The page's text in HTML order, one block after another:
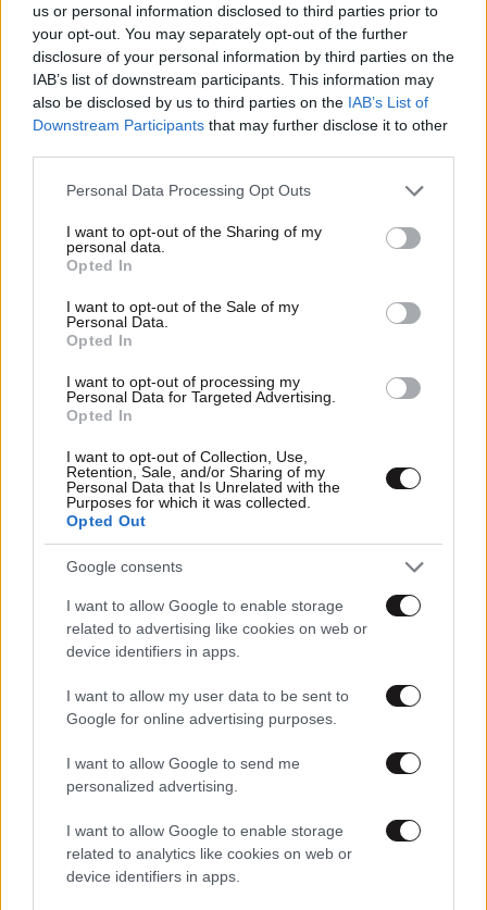
us or personal information disclosed to third parties prior to
your opt-out. You may separately opt-out of the further
disclosure of your personal information by third parties on the
IAB’s list of downstream participants. This information may
also be disclosed by us to third parties on the IAB’s List of
Downstream Participants that may further disclose it to other
Please note that this website/app uses one or more Google
not limited to your visit or usage behaviour. You may click to
grant or deny consent to Google and its third-party tags to
use your data for below specified purposes in below Google
consent section.
Personal Data Processing Opt Outs
I want to opt-out of the Sharing of my
personal data.
Opted In
I want to opt-out of the Sale of my
Personal Data.
Opted In
I want to opt-out of processing my
Personal Data for Targeted Advertising.
Opted In
I want to opt-out of Collection, Use,
Retention, Sale, and/or Sharing of my
Personal Data that Is Unrelated with the
Purposes for which it was collected.
Opted Out
Google consents
I want to allow Google to enable storage
related to advertising like cookies on web or
device identifiers in apps.
I want to allow my user data to be sent to
Google for online advertising purposes.
I want to allow Google to send me
personalized advertising.
I want to allow Google to enable storage
related to analytics like cookies on web or
device identifiers in apps.
21·07·2025 11:10
Η ιστορία του «κοιμώμενου πρίγκιπα» της Σαουδικής
Αραβίας: Ο δισεκατομμυριούχος πατέρας δεν
07·07·2025 16:32
Πρωτάθλημα IRC